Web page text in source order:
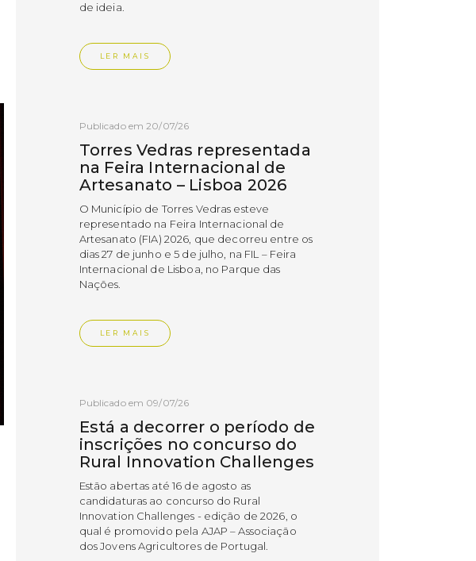
de ideia.
LER MAIS
Publicado em 20/07/26
Torres Vedras representada
na Feira Internacional de
Artesanato – Lisboa 2026
O Município de Torres Vedras esteve
representado na Feira Internacional de
Artesanato (FIA) 2026, que decorreu entre os
dias 27 de junho e 5 de julho, na FIL – Feira
Internacional de Lisboa, no Parque das
Nações.
LER MAIS
Publicado em 09/07/26
Está a decorrer o período de
inscrições no concurso do
Rural Innovation Challenges
Estão abertas até 16 de agosto as
candidaturas ao concurso do Rural
Innovation Challenges - edição de 2026, o
qual é promovido pela AJAP – Associação
dos Jovens Agricultores de Portugal.